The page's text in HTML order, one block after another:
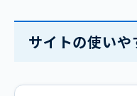
サイトの使いや